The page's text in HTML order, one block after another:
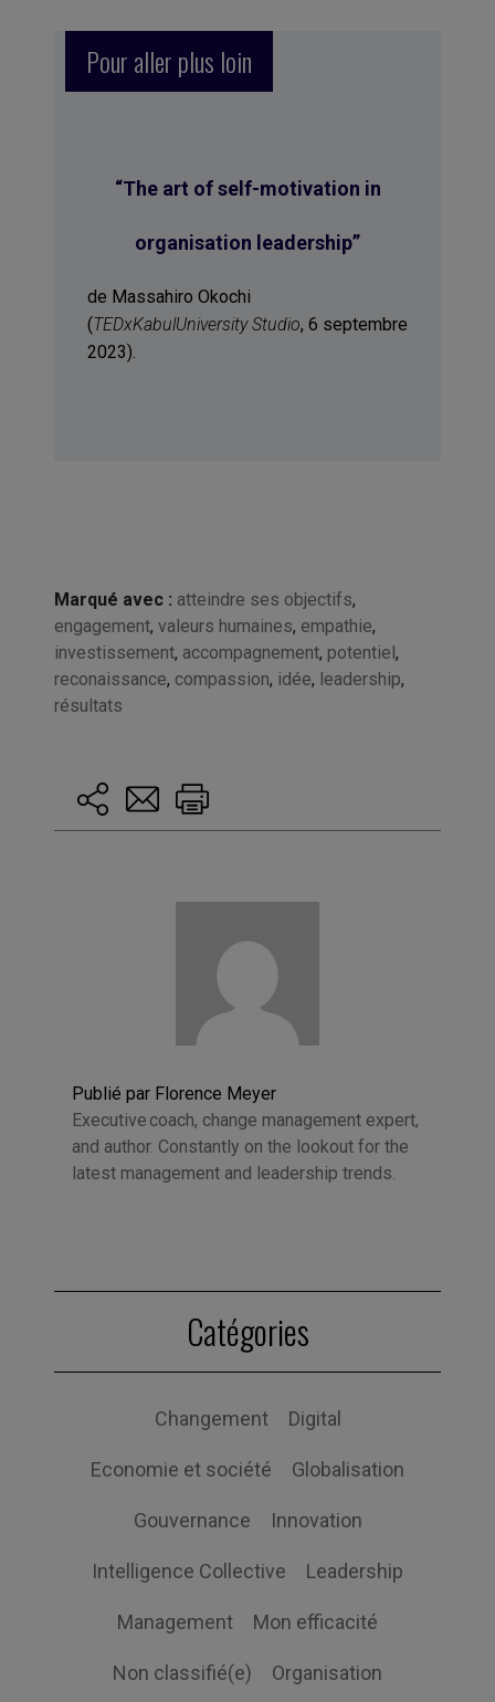
Pour aller plus loin
“The art of self-motivation in
organisation leadership”
de Massahiro Okochi
(TEDxKabulUniversity Studio, 6 septembre
2023).
Marqué avec : atteindre ses objectifs,
engagement, valeurs humaines, empathie,
investissement, accompagnement, potentiel,
reconaissance, compassion, idée, leadership,
résultats
Publié par Florence Meyer
Executive coach, change management expert,
and author. Constantly on the lookout for the
latest management and leadership trends.
Catégories
Changement Digital
Economie et société Globalisation
Gouvernance Innovation
Intelligence Collective Leadership
Management Mon efficacité
Non classifié(e) Organisation